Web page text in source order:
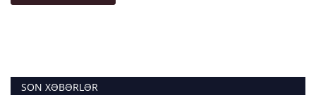
SON XƏBƏRLƏR